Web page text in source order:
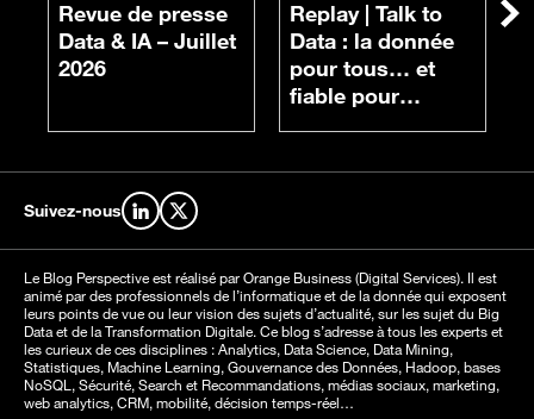
Revue de presse
Data & IA – Juillet
2026
Replay |
Data : la donnée
pour tous… et
fiable pour
Suivez-nous Retrouvez-nous sur LinkedIn
Retrouvez-nous sur X
Le Blog Perspective est réalisé par Orange Business (Digital Services). Il est
animé par des professionnels de l’informatique et de la donnée qui exposent
leurs points de vue ou leur vision des sujets d’actualité, sur les sujet du Big
Data et de la Transformation Digitale. Ce blog s’adresse à tous les experts et
les curieux de ces disciplines : Analytics, Data Science, Data Mining,
Statistiques, Machine Learning, Gouvernance des Données, Hadoop, bases
NoSQL, Sécurité, Search et Recommandations, médias sociaux, marketing,
web analytics, CRM, mobilité, décision temps-réel…